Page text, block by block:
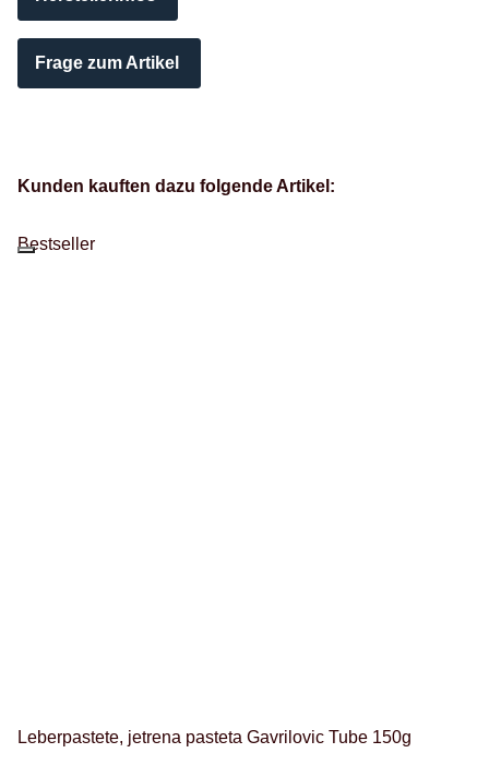
Frage zum Artikel
Kunden kauften dazu folgende Artikel:
Bestseller
Leberpastete, jetrena pasteta Gavrilovic Tube 150g